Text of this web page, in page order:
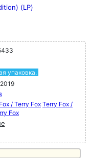
(LP)
упаковка.
/ Terry FoxTerry Fox /
Fox